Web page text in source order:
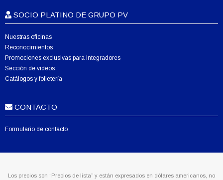
SOCIO PLATINO DE GRUPO PV
Nuestras oficinas
Reconocimientos
Promociones exclusivas para integradores
Sección de videos
Catálogos y folletería
CONTACTO
Formulario de contacto
Los precios son “Precios de lista” y están expresados en dólares americanos, no